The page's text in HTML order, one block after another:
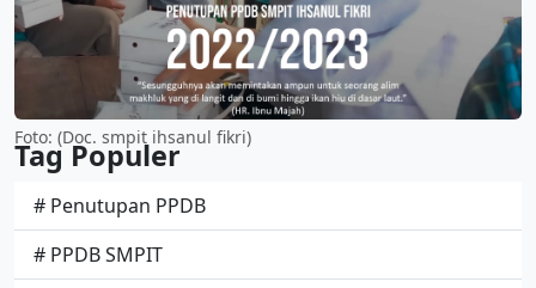
Foto: (Doc. smpit ihsanul fikri)
Tag Populer
# Penutupan PPDB
# PPDB SMPIT